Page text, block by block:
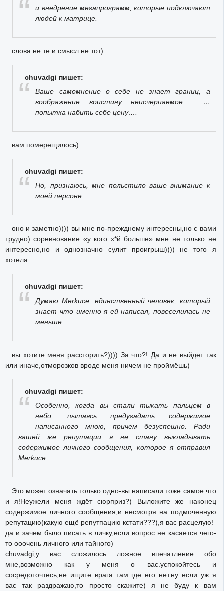
и внедрение мегапрограмм, которые подключают
людей к матрице.
слова не те и смысл не тот)
chuvadgi пишет:
Ваше самомнение о себе не знает границ, а
воображение воистину неисчерпаемое. …
попытка набить себе цену….
вам померещилось)
chuvadgi пишет:
Но, признаюсь, мне польстило ваше внимание к
моей персоне.
оно и заметно)))) вы мне по-прежднему интересны,но с вами
трудно) соревнование «у кого х*й больше» мне не только не
интересно,но и однозначно сулит проигрыш)))) не того я
хотела…
chuvadgi пишет:
Думаю Merkuce, единственный человек, который
знает что именно я ей написал, повеселилась не
меньше.
вы хотите меня рассторить?)))) За что?! Да и не выйдет так
или иначе,отморозков вроде меня ничем не проймёшь)
chuvadgi пишет:
Особенно, когда вы стали тыкать пальцем в
небо, пытаясь предугадать содержимое
написанного мною, причем безуспешно. Ради
вашей же репутации я не стану выкладывать
содержимое личного сообщения, которое я отправил
Merkuce.
Это может означать только одно-вы написали тоже самое что
и я!Неужели меня ждёт сюрприз?) Выложите же наконец
содержимое личного сообщения,и несмотря на подмоченную
репутацию(какую ещё репутпацию кстати???),я вас расцелую!
да и зачем было писать в личку,если вопрос не касается чего-
то ооочень личного или тайного)
chuvadgi,у вас сложилось ложное впечатление обо
мне,возможно как у меня о вас.успокойтесь и
сосредоточтесь,не ищите врага там где его нет.ну если уж я
вас так раздражаю,то просто скажите) я не буду к вам